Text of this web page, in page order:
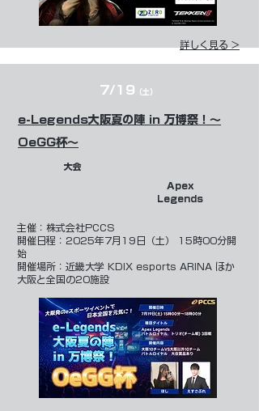
詳しく見る >
7/19 （土）
e-Legends大阪夏の陣 in 万博祭！～
OeGG杯～
大会
Apex
Legends
​主催：株式会社PCCS
開催日程：2025年7月19日（土） 15時00分開
始
開催場所：近畿大学 KDIX esports ARINA ほか
大阪と全国の20施設